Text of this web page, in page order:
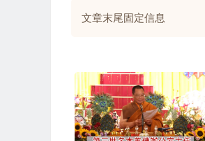
文章末尾固定信息